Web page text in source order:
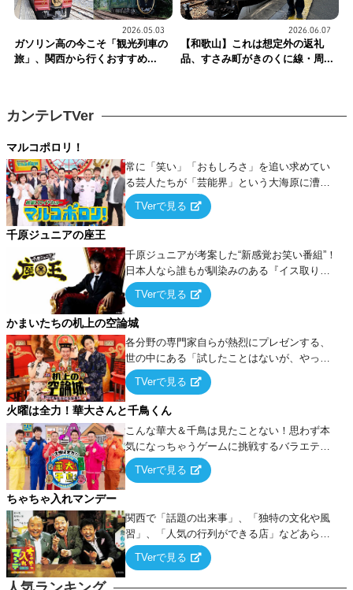
2026.05.03
ガソリン高の今こそ「観光列車の
旅」、関西から行くおすすめ...
2026.06.07
【和歌山】これは想定外の返礼
品、すさみ町がきのくに線・周...
カンテレTVer
マルコポロリ！
常に「笑い」「おもしろさ」を追い求めてい
る芸人たちが「芸能界」という大海原に漕ぎ
出でて、新たなオモシロ人間を発掘する！
TVerで見る
千原ジュニアの座王
千原ジュニアが考案した“新感覚お笑い番組”！
日本人なら誰もが馴染みのある『イス取りゲ
ーム』をベースに、大喜利・ギャグ・モノボ
ケ・歌…など様々なお題で芸人がショートネ
タを競い合う！
TVerで見る
かまいたちの机上の空論城
各分野の専門家自らが熱烈にプレゼンする、
世の中にある「試したことはないが、やって
みたらこうなる！…ハズ」という“机上の空
論”に若手芸人らがカラダを張って挑む！
TVerで見る
火曜は全力！華大さんと千鳥くん
こんな華大＆千鳥は見たことない！思わず本
気になっちゃうゲームに挑戦するバラエティ
ー！
TVerで見る
ちゃちゃ入れマンデー
関西で「話題の出来事」、「独特の文化や風
習」、「人気の行列ができる店」などあらゆ
るテーマについて好き放題にちゃちゃを入れ
ていく関西色を前面に押し出したトークバラ
TVerで見る